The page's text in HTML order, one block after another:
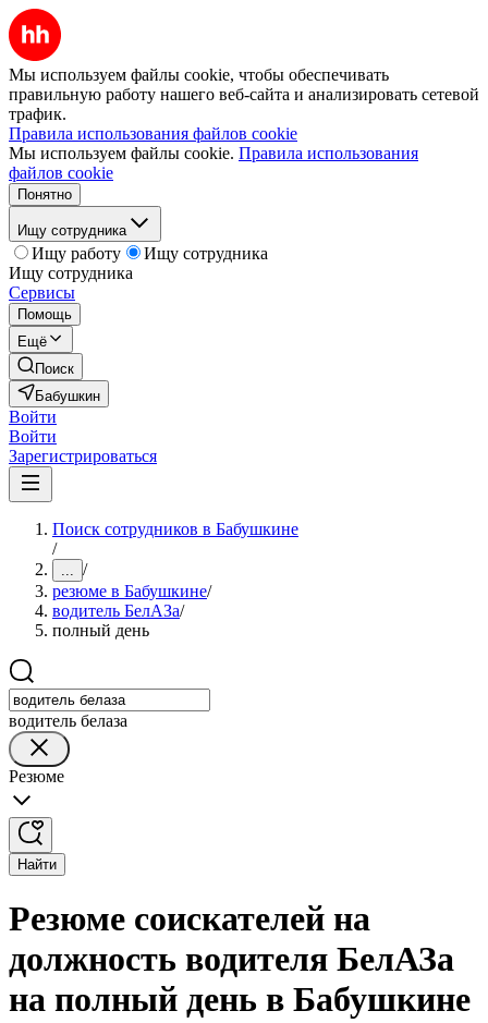
Мы используем файлы cookie, чтобы обеспечивать
правильную работу нашего веб-сайта и анализировать сетевой
трафик.
Правила использования файлов cookie
Мы используем файлы cookie. Правила использования
файлов cookie
Понятно
Ищу сотрудника
Ищу работу
Ищу сотрудника
Ищу сотрудника
Сервисы
Помощь
Ещё
Поиск
Бабушкин
Войти
Войти
Зарегистрироваться
Поиск сотрудников в Бабушкине
/
... /
резюме в Бабушкине/
водитель БелАЗа/
полный день
водитель белаза
Резюме
Найти
Резюме соискателей на
должность водителя БелАЗа
на полный день в Бабушкине